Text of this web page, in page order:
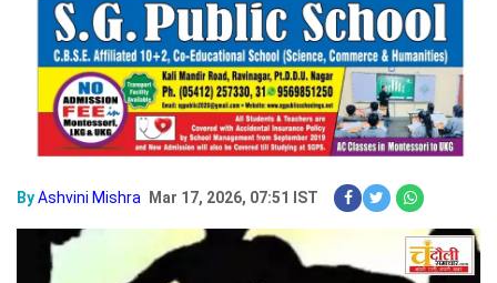
ByAshvini Mishra Mar 17, 2026, 07:51 IST